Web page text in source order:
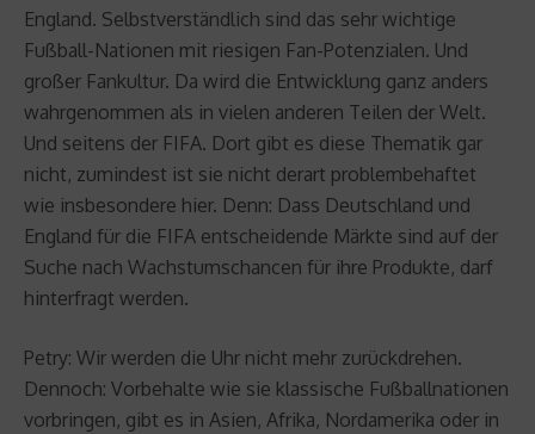
England. Selbstverständlich sind das sehr wichtige
Fußball-Nationen mit riesigen Fan-Potenzialen. Und
großer Fankultur. Da wird die Entwicklung ganz anders
wahrgenommen als in vielen anderen Teilen der Welt.
Und seitens der FIFA. Dort gibt es diese Thematik gar
nicht, zumindest ist sie nicht derart problembehaftet
wie insbesondere hier. Denn: Dass Deutschland und
England für die FIFA entscheidende Märkte sind auf der
Suche nach Wachstumschancen für ihre Produkte, darf
hinterfragt werden.
Petry: Wir werden die Uhr nicht mehr zurückdrehen.
Dennoch: Vorbehalte wie sie klassische Fußballnationen
vorbringen, gibt es in Asien, Afrika, Nordamerika oder in